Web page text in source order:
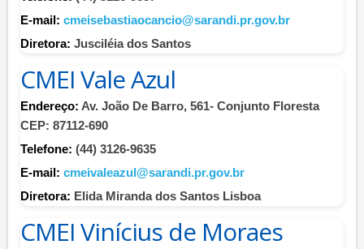
E-mail: cmeisebastiaocancio@sarandi.pr.gov.br
Diretora: Jusciléia dos Santos
CMEI Vale Azul
Endereço: Av. João De Barro, 561- Conjunto Floresta
CEP: 87112-690
Telefone: (44) 3126-9635
E-mail: cmeivaleazul@sarandi.pr.gov.br
Diretora: Elida Miranda dos Santos Lisboa
CMEI Vinícius de Moraes